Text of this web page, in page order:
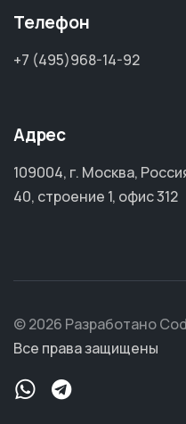
Телефон
+7 (495)968-14-92
Адрес
109004, г. Москва,
40, строение 1, офис 312
© 2026 Разработано
Все права защищены